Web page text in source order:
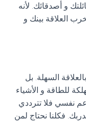
و أصدقائك. لأنه
العلاقة بينك و
السهلة. بل
للطاقة و الأشياء
نفسي فلا تترددي
فكلنا نحتاج لمن